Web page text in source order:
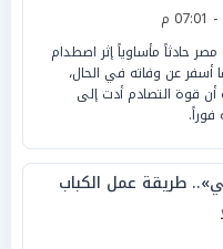
بمحطة مصر حادثاً مأساوياً إثر اصطدام
أسفر عن وفاته في الحال،
أن قوة التصادم أدت إلى
فوراً.
طريقة عمل الكباب